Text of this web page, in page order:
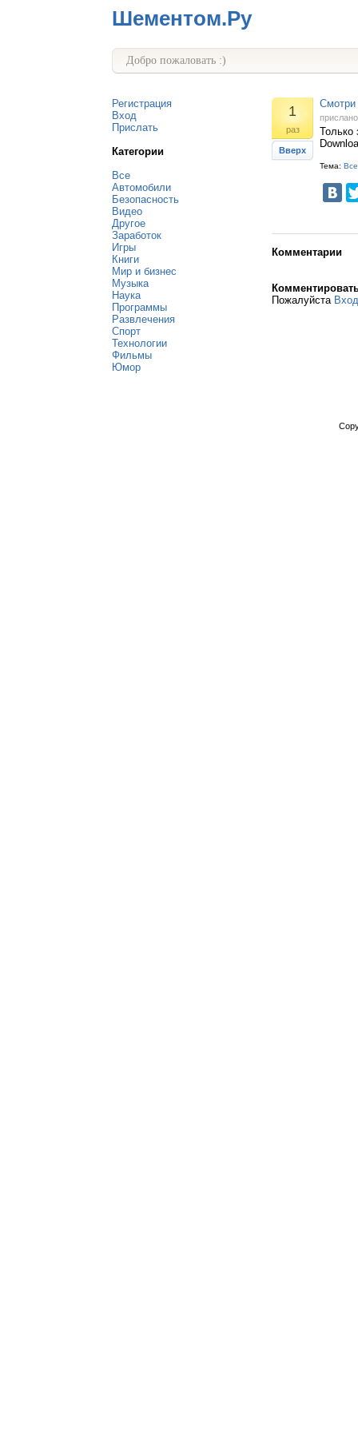
Шементом.Ру
Добро пожаловать :)
Регистрация
Вход
Прислать
Категории
Все
Автомобили
Безопасность
Видео
Другое
Заработок
Игры
Книги
Мир и бизнес
Музыка
Наука
Программы
Развлечения
Спорт
Технологии
Фильмы
Юмор
1
раз
Вверх
Смотри
Только
Тема: Все
Комментарии
Пожалуйста Вход